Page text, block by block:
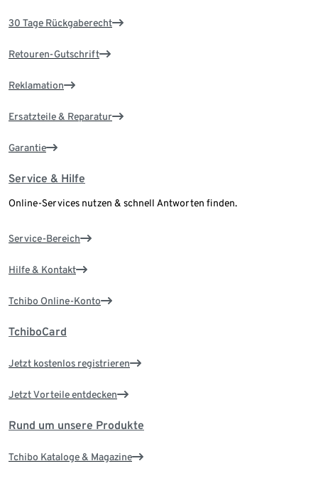
30 Tage Rückgaberecht
Retouren-Gutschrift
Reklamation
Ersatzteile & Reparatur
Garantie
Service & Hilfe
Online-Services nutzen & schnell Antworten finden.
Service-Bereich
Hilfe & Kontakt
Tchibo Online-Konto
TchiboCard
Jetzt kostenlos registrieren
Jetzt Vorteile entdecken
Rund um unsere Produkte
Tchibo Kataloge & Magazine